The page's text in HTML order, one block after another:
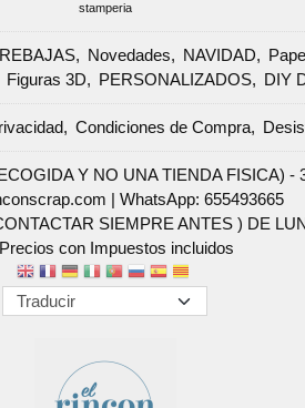
stamperia
REBAJAS Novedades NAVIDAD
Figuras 3D PERSONALIZADOS DIY
Condiciones de Compra
Y NO UNA TIENDA FISICA)
|WhatsApp: 655493665
SIEMPRE ANTES ) DE
con Impuestos incluidos